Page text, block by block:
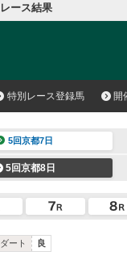
レース結果
特別レース登録馬 開
5回京都7日
5回京都8日
ダート 良